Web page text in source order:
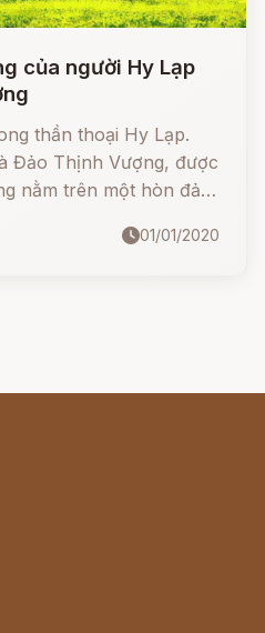
của người Hy Lạp
thần thoại Hy Lạp.
Đảo Thịnh Vượng, được
nằm trên một hòn đảo
những dòng sông tràn
lo, tận hưởng cuộc
01/01/2020